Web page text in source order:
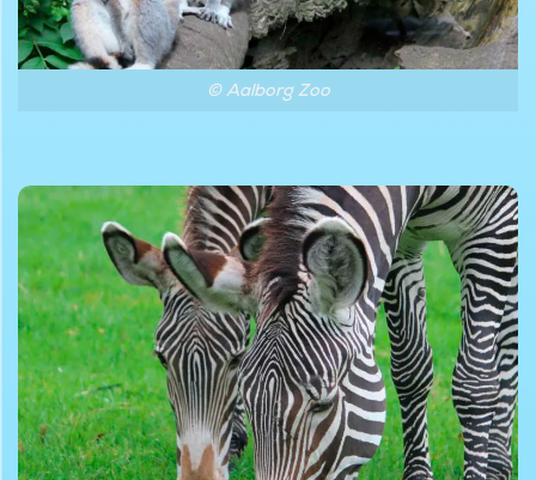
© Aalborg Zoo